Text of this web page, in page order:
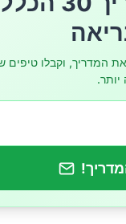
קיבלו את המדריך, וקבלו
יותר.